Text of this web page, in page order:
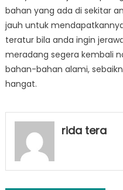
bahan yang ada di sekitar
jauh untuk
teratur bila anda ingin
meradang segera kembali
bahan-bahan alami,
hangat.
rida tera